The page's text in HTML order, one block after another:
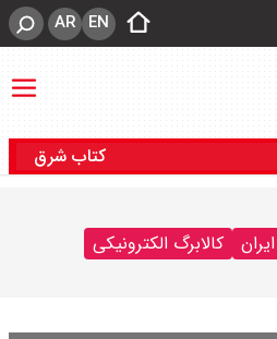
EN
AR
کتاب شرق
کالابرگ الکترونیکی